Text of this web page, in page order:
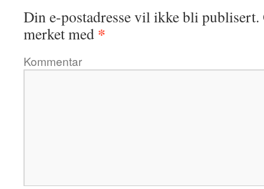
Din e-postadresse vil ikke bli publisert.
merket med *
Kommentar